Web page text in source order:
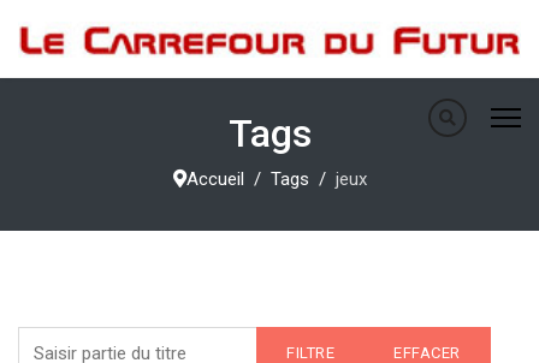
Tags
Accueil Tags jeux
FILTRE EFFACER